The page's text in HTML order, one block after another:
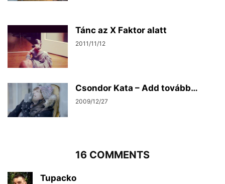
Tánc az X Faktor alatt
2011/11/12
Csondor Kata – Add tovább…
2009/12/27
16 COMMENTS
Tupacko